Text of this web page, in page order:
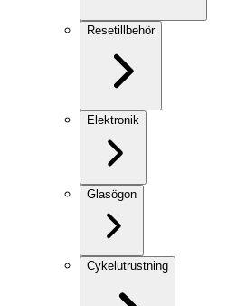
Resetillbehör
Elektronik
Glasögon
Cykelutrustning